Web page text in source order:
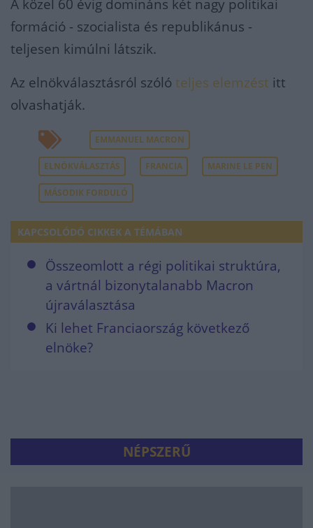
A közel 60 évig domináns két nagy politikai
formáció - szocialista és republikánus -
teljesen kimúlni látszik.
Az elnökválasztásról szóló teljes elemzést itt
olvashatják.
EMMANUEL MACRON
ELNÖKVÁLASZTÁS FRANCIA MARINE LE PEN
MÁSODIK FORDULÓ
KAPCSOLÓDÓ CIKKEK A TÉMÁBAN
Összeomlott a régi politikai struktúra,
a vártnál bizonytalanabb Macron
újraválasztása
Ki lehet Franciaország következő
elnöke?
NÉPSZERŰ